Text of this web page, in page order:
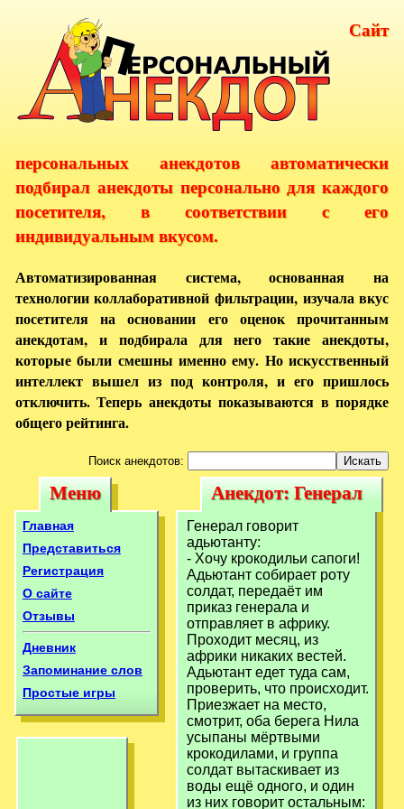
Сайт
персональных анекдотов автоматически
подбирал анекдоты персонально для каждого
посетителя, в соответствии с его
индивидуальным вкусом.
Автоматизированная система, основанная на
технологии коллаборативной фильтрации, изучала вкус
посетителя на основании его оценок прочитанным
анекдотам, и подбирала для него такие анекдоты,
которые были смешны именно ему. Но искусственный
интеллект вышел из под контроля, и его пришлось
отключить. Теперь анекдоты показываются в порядке
общего рейтинга.
Поиск анекдотов:
Меню
Меню
Главная
Представиться
Регистрация
О сайте
Отзывы
Дневник
Запоминание слов
Простые игры
Анекдот: Генерал
говорит
адьютанту:- Хочу
крокодильи
сапоги!Адьютант
Анекдот: Генерал
говорит
адьютанту:- Хочу
крокодильи
сапоги!Адьютант
Генерал говорит
адьютанту:
- Хочу крокодильи сапоги!
Адьютант собирает роту
солдат, передаёт им
приказ генерала и
отправляет в африку.
Проходит месяц, из
африки никаких вестей.
Адьютант едет туда сам,
проверить, что происходит.
Приезжает на место,
смотрит, оба берега Нила
усыпаны мёртвыми
крокодилами, и группа
солдат вытаскивает из
воды ещё одного, и один
из них говорит остальным: